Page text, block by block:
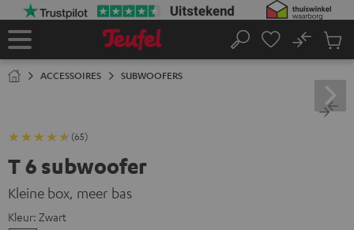
Home
Zoeken
No
ACCESSOIRES SUBWOOFERS
(65)
T 6 subwoofer
Kleine box, meer bas
Kleur: Zwart